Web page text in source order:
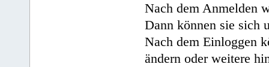
Nach dem Anmelden
Dann können sie sich
Nach dem Einloggen
ändern oder weitere